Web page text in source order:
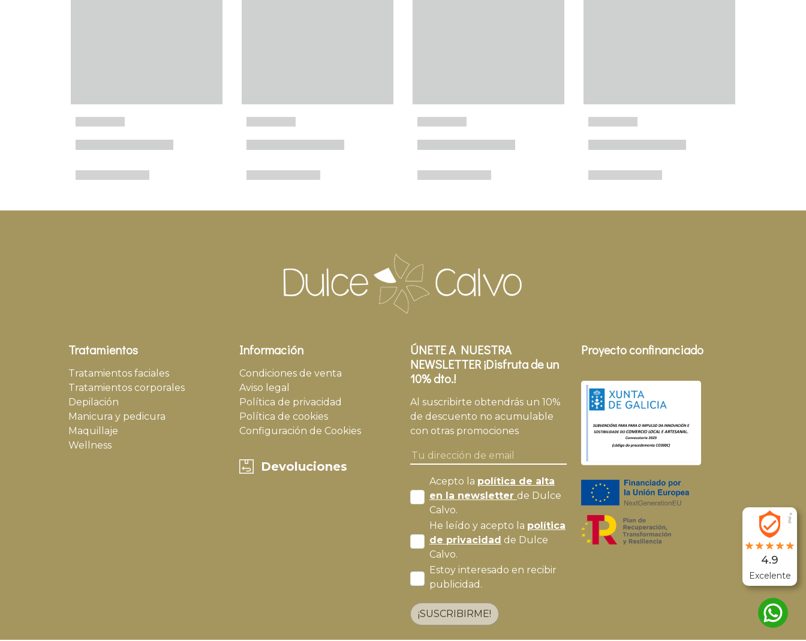
Tratamientos
Tratamientos faciales
Tratamientos corporales
Depilación
Manicura y pedicura
Maquillaje
Wellness
Información
Condiciones de venta
Aviso legal
Política de privacidad
Política de cookies
Configuración de Cookies
Devoluciones
ÚNETE A NUESTRA
NEWSLETTER ¡Disfruta de un
10% dto.!
Al suscribirte obtendrás un 10%
de descuento no acumulable
con otras promociones
Acepto la política de alta
en la newsletter de Dulce
Calvo.
He leído y acepto la política
de privacidad de Dulce
Calvo.
Estoy interesado en recibir
publicidad.
¡SUSCRIBIRME!
Proyecto confinanciado
4.9
Excelente